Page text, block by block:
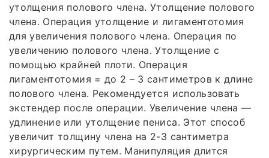
утолщения полового члена. Утолщение полового
члена. Операция утолщение и лигаментотомия
для увеличения полового члена. Операция по
увеличению полового члена. Утолщение с
помощью крайней плоти. Операция
лигаментотомия = до 2 – 3 сантиметров к длине
полового члена. Рекомендуется использовать
экстендер после операции. Увеличение члена —
удлинение или утолщение пениса. Этот способ
увеличит толщину члена на 2-3 сантиметра
хирургическим путем. Манипуляция длится